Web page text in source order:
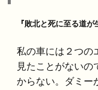
『敗北と死に至る道
私の車には２つの
見たことがないの
からない。ダミー